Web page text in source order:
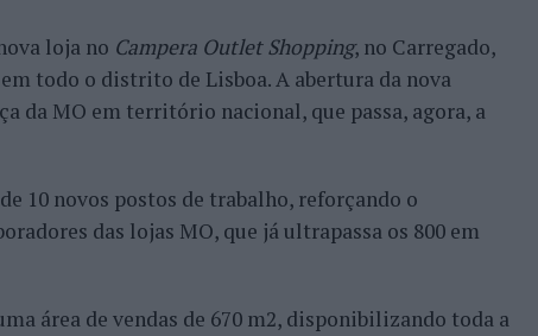
loja no Campera Outlet Shopping, no Carregado,
todo o distrito de Lisboa. A abertura da nova
da MO em território nacional, que passa, agora, a
10 novos postos de trabalho, reforçando o
das lojas MO, que já ultrapassa os 800 em
área de vendas de 670 m2, disponibilizando toda a